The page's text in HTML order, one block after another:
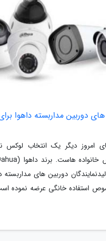
های دوربین مداربسته داهوا
امروز دیگر یک انتخاب لوکس
دوربین های مداربسته
استفاده خانگی عرضه نموده